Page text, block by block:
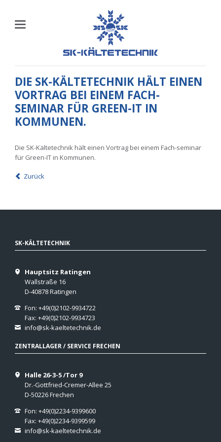
DIE SK-KÄLTETECHNIK HÄLT EINEN
VORTRAG BEI EINEM FACH-
SEMINAR FÜR GREEN-IT IN
KOMMUNEN.
Die SK-Kältetechnik hält einen Vortrag bei einem Fach-seminar
für Green-IT in Kommunen.
Zurück
SK-KÄLTETECHNIK
Hauptsitz Ratingen
Wallstraße 16
D-40878 Ratingen
Fon: +49(0)2102-9934722
Fax: +49(0)2102-9934723
info@sk-kaeltetechnik.de
ZENTRALLAGER / SERVICE FRECHEN
Halle 26-3-5 /Tor 9
Dr.-Gottfried-Cremer-Allee 25
D-50226 Frechen
Fon: +49(0)2234-9399600
Fax: +49(0)2234-9399599
info@sk-kaeltetechnik.de